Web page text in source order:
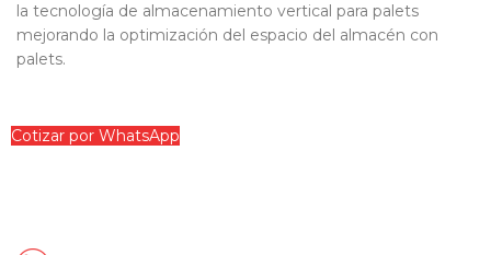
la tecnología de almacenamiento vertical para palets
mejorando la optimización del espacio del almacén con
palets.
Cotizar por WhatsApp